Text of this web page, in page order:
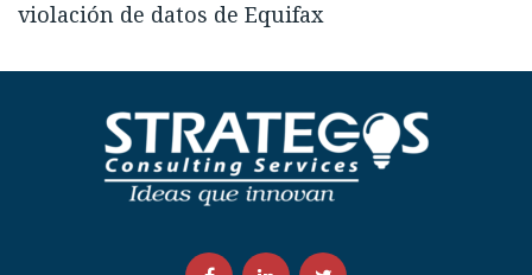
violación de datos de Equifax